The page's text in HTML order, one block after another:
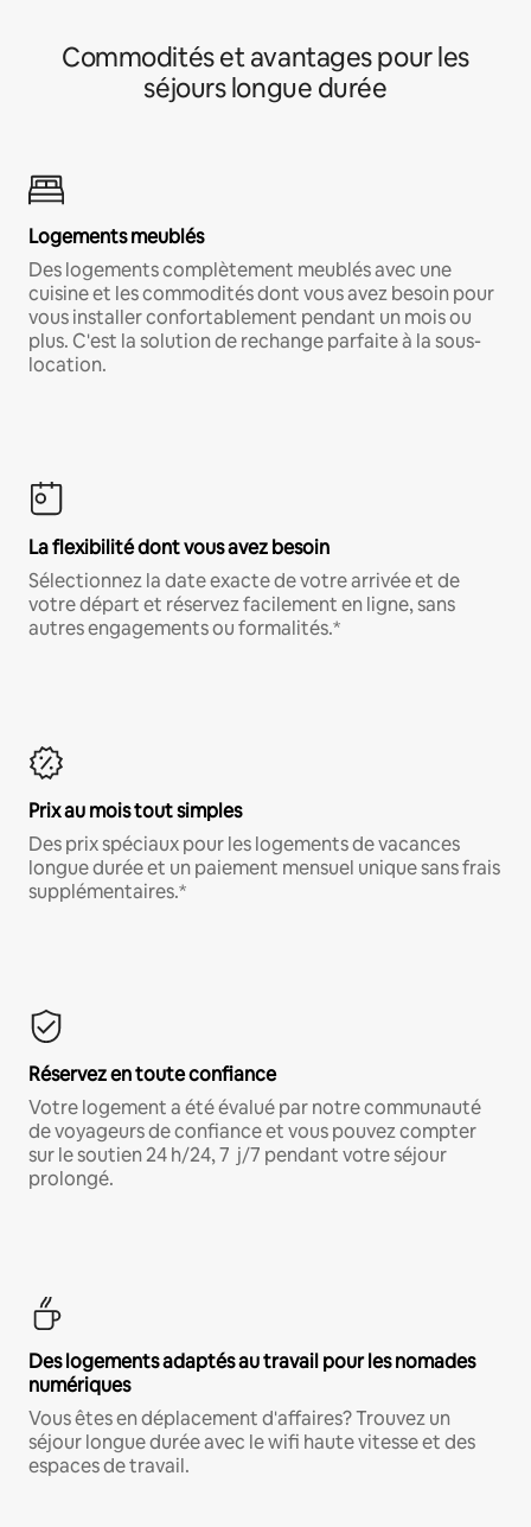
Commodités et avantages pour les
séjours longue durée
Logements meublés
Des logements complètement meublés avec une
cuisine et les commodités dont vous avez besoin pour
vous installer confortablement pendant un mois ou
plus. C'est la solution de rechange parfaite à la sous-
location.
La flexibilité dont vous avez besoin
Sélectionnez la date exacte de votre arrivée et de
votre départ et réservez facilement en ligne, sans
autres engagements ou formalités.*
Prix au mois tout simples
Des prix spéciaux pour les logements de vacances
longue durée et un paiement mensuel unique sans frais
supplémentaires.*
Réservez en toute confiance
Votre logement a été évalué par notre communauté
de voyageurs de confiance et vous pouvez compter
sur le soutien 24 h/24, 7 j/7 pendant votre séjour
prolongé.
Des logements adaptés au travail pour les nomades
numériques
Vous êtes en déplacement d'affaires? Trouvez un
séjour longue durée avec le wifi haute vitesse et des
espaces de travail.